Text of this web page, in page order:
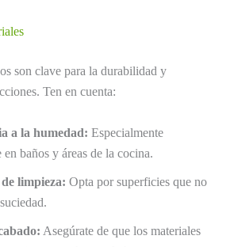
son clave para la durabilidad y
Ten en cuenta:
a la humedad: Especialmente
en baños y áreas de la cocina.
limpieza: Opta por superficies que no
Asegúrate de que los materiales